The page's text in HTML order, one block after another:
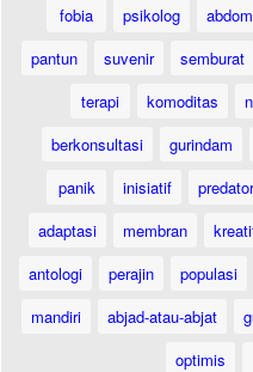
fobia psikolog
pantun
suvenir semburat
terapi
komoditas
berkonsultasi
gurindam
panik
inisiatif predator
adaptasi
membran
antologi
perajin populasi
mandiri
abjad-atau-abjat
optimis